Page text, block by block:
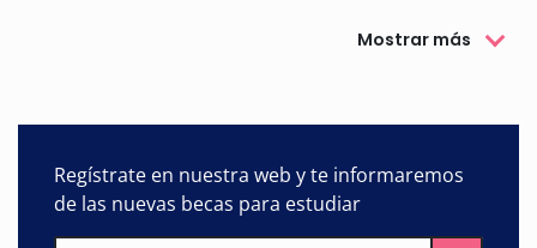
Mostrar más
Regístrate en nuestra web y te informaremos
de las nuevas becas para estudiar